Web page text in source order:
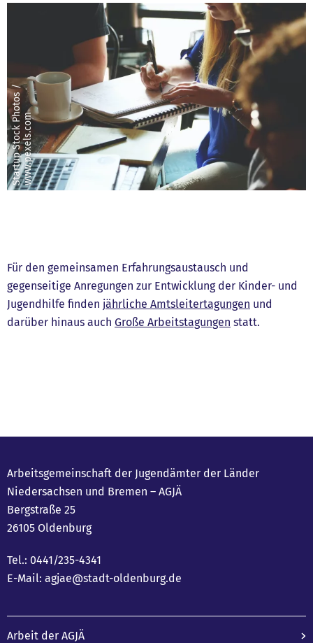
S
t
a
r
t
u
p
S
t
o
c
k
Ph
o
t
o
s
/
w
w
w
.
p
e
x
e
l
s
.
c
om
Für den gemeinsamen Erfahrungsaustausch und
gegenseitige Anregungen zur Entwicklung der Kinder- und
Jugendhilfe finden jährliche Amtsleitertagungen und
darüber hinaus auch Große Arbeitstagungen statt.
Arbeitsgemeinschaft der Jugendämter der Länder
Niedersachsen und Bremen – AGJÄ
Bergstraße 25
26105 Oldenburg
Tel.: 0441/235-4341
E-Mail: agjae@stadt-oldenburg.de
Arbeit der AGJÄ